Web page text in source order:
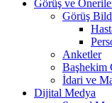
Görüş ve
Görüş
Anketler
Başhekim
İdari ve
Dijital Medya